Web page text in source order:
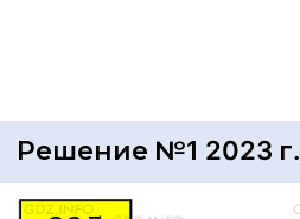
Решение №1 2023 г.